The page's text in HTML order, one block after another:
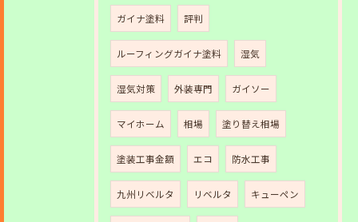
ガイナ塗料 評判
ルーフィングガイナ塗料 湿気
湿気対策 外装専門 ガイソー
マイホーム 相場 塗り替え相場
塗装工事金額 エコ 防水工事
九州リベルタ リベルタ キューペン